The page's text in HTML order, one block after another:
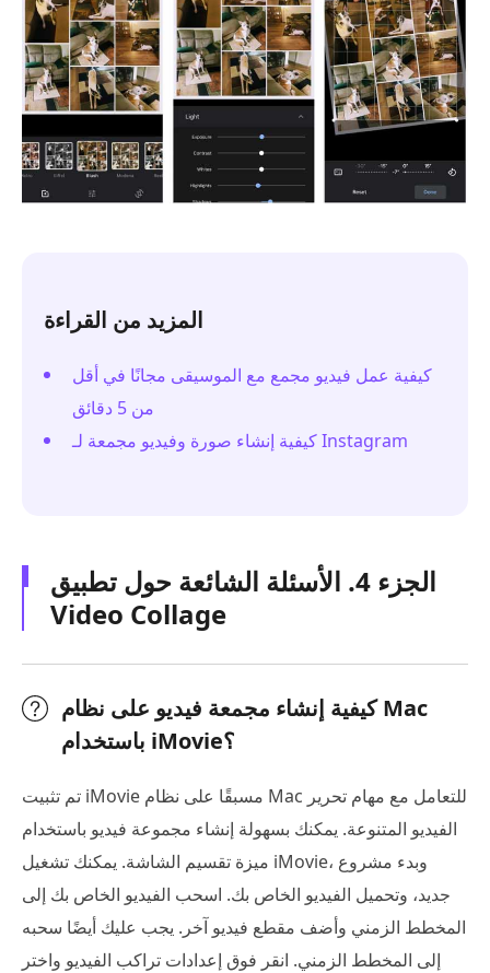
المزيد من القراءة
كيفية عمل فيديو مجمع مع الموسيقى مجانًا في أقل
من 5 دقائق
كيفية إنشاء صورة وفيديو مجمعة لـ Instagram
الجزء 4. الأسئلة الشائعة حول تطبيق
Video Collage
كيفية إنشاء مجمعة فيديو على نظام Mac
باستخدام iMovie؟
تم تثبيت iMovie مسبقًا على نظام Mac للتعامل مع مهام تحرير
الفيديو المتنوعة. يمكنك بسهولة إنشاء مجموعة فيديو باستخدام
ميزة تقسيم الشاشة. يمكنك تشغيل iMovie، وبدء مشروع
جديد، وتحميل الفيديو الخاص بك. اسحب الفيديو الخاص بك إلى
المخطط الزمني وأضف مقطع فيديو آخر. يجب عليك أيضًا سحبه
إلى المخطط الزمني. انقر فوق إعدادات تراكب الفيديو واختر